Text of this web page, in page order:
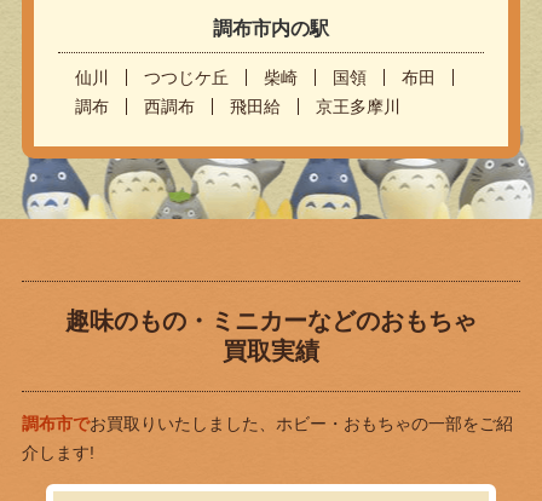
調布市内の駅
仙川 つつじケ丘 柴崎 国領
布田
調布
西調布 飛田給 京王多摩川
趣味のもの・ミニカーなどのおもちゃ
買取実績
調布市でお買取りいたしました、ホビー・おもちゃの一部をご紹
介します!